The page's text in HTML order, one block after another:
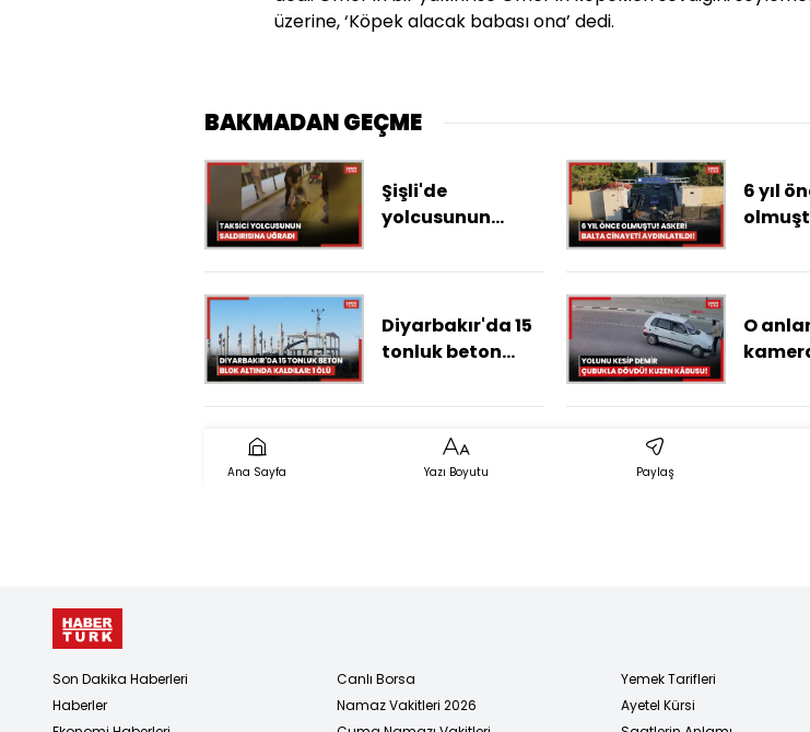
üzerine, ‘Köpek alacak babası ona’ dedi.
BAKMADAN GEÇME
Şişli'de
yolcusunun
uğradığı öne
şoförü hayatını
kaybetti
6 yıl
Diyarbakır'da 15
tonluk beton
kaldılar: 1 ölü, 1
O
demir
Ana Sayfa Yazı Boyutu Paylaş
Son Dakika Haberleri
Haberler
Canlı Borsa
Namaz Vakitleri 2026
Yemek Tarifleri
Ayetel Kürsi